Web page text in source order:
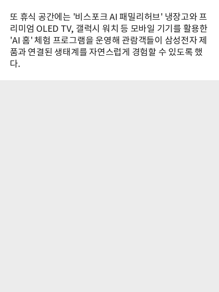
또 휴식 공간에는 '비스포크 AI 패밀리허브' 냉장고와 프
리미엄 OLED TV, 갤럭시 워치 등 모바일 기기를 활용한
'AI 홈' 체험 프로그램을 운영해 관람객들이 삼성전자 제
품과 연결된 생태계를 자연스럽게 경험할 수 있도록 했
다.